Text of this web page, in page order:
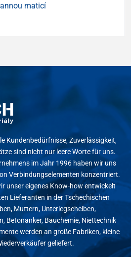
maticí
Kundenbedürfnisse, Zuverlässigkeit,
sind nicht nur leere Worte für uns.
im Jahr 1996 haben wir uns
Verbindungselementen konzentriert.
unser eigenes Know-how entwickelt
Lieferanten in der Tschechischen
Muttern, Unterlegscheiben,
Betonanker, Bauchemie, Niettechnik
werden an große Fabriken, kleine
geliefert.